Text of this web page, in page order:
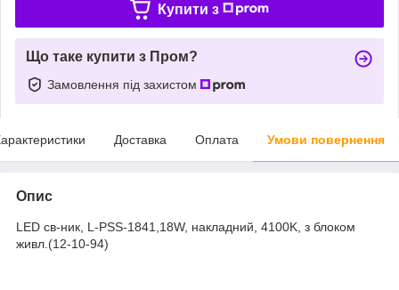
Купити з
Що таке купити з Пром?
Замовлення під захистом
Доставка Оплата Умови повернення
Опис
LED св-ник, L-PSS-1841,18W, накладний, 4100K, з блоком
живл.(12-10-94)